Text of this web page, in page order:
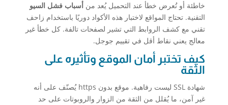
خاطئة أو تُعرض خطأ عند التحميل يُعد من أسباب فشل السيو
التقنية. تحتاج المواقع لاختبار هذه الأكواد دوريًا باستخدام زاحف
تقني مع كشف الروابط التي تشير لصفحات تالفة. كل خطأ غير
معالج يعني نقاط أقل في تقييم جوجل.
كيف تختبر أمان الموقع وتأثيره على
الثقة
شهادة SSL ليست رفاهية. موقع بدون https يُصنّف على أنه
غير آمن، ما يُقلل من الثقة من الزوار والروبوتات على حد